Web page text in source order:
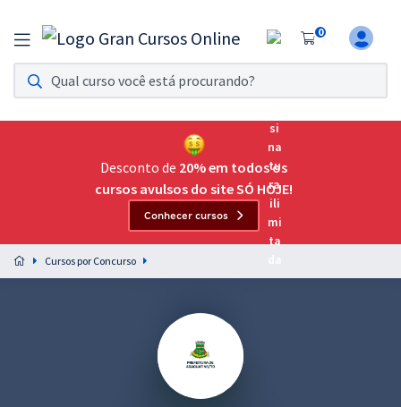
0
Assinatura Ilimitada 11
Acesso a todos os cursos. Teste grátis por 7 dias!
Assinatura OAB Até Passar
Acesso ilimitado a toda preparação para o Exame da
Preparação completa e intensiva para as principais
residências em saúde do Brasil
Desconto de 20% em todos os
cursos avulsos do site SÓ HOJE!
Conhecer cursos
Cursos por Concurso